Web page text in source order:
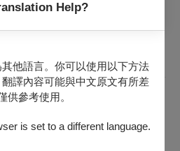
Help?
他語言。你可以使用以下方法
譯內容可能與中文原文有所差
供參考使用。
is set to a different language.